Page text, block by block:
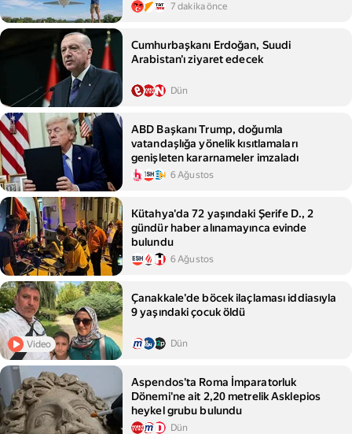
7 dakika önce
Cumhurbaşkanı Erdoğan, Suudi
Arabistan'ı ziyaret edecek
Dün
ABD Başkanı Trump, doğumla
vatandaşlığa yönelik kısıtlamaları
genişleten kararnameler imzaladı
6 Ağustos
Kütahya'da 72 yaşındaki Şerife D., 2
gündür haber alınamayınca evinde
bulundu
6 Ağustos
Video
Çanakkale'de böcek ilaçlaması iddiasıyla
9 yaşındaki çocuk öldü
Dün
Aspendos'ta Roma İmparatorluk
Dönemi'ne ait 2,20 metrelik Asklepios
heykel grubu bulundu
Dün